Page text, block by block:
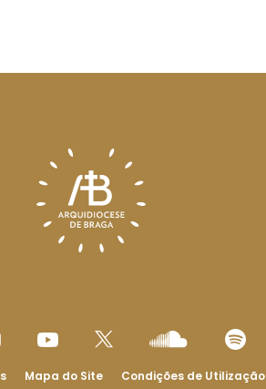
Mapa do Site Condições de Utilização